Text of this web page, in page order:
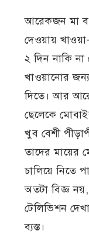
আরেকজন মা
দেওয়ায়
২ দিন নাকি
খাওয়ানোর
দিতে। আর
ছেলেকে
খুব বেশী
তাদের মায়ের
চালিয়ে নিতে
অতটা বিজ্ঞ
টেলিভিশন
ব্যস্ত।